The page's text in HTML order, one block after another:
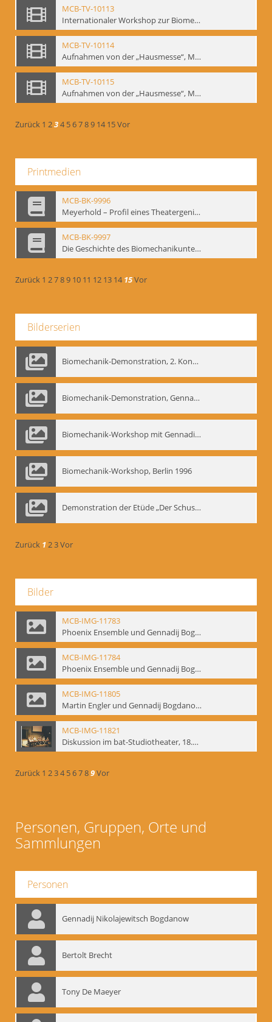
MCB-TV-10113
Internationaler Workshop zur Biomechanik, GITIS, Moskau, Januar 1993 (Bd.2) - Interne Signatur: BM-vid-20
MCB-TV-10114
Aufnahmen von der „Hausmesse“, Mime Centrum Berlin, 1994. Ausstellung und Veranstaltungsreihe anlässlich des 120. Geburtstages von W. E. Meyerhold im Mime Centrum Berlin, Februar 1994 (Bd. 1) - Interne Signatur: BM-vid-21
MCB-TV-10115
Aufnahmen von der „Hausmesse“, Mime Centrum Berlin, 1994. Ausstellung und Veranstaltungsreihe anlässlich des 120. Geburtstages von W. E. Meyerhold im Mime Centrum Berlin, Februar 1994 (Bd. 2) - Interne Signatur: BM-vid-22
Zurück 1 234 56789 14 15Vor
Printmedien
MCB-BK-9996
Meyerhold – Profil eines Theatergenies. Vortrag. Arbeitsdemonstration - interne Signatur: BM-prt-203
MCB-BK-9997
Die Geschichte des Biomechanikunterrichts im Theater der Satire - interne Signatur: BM-prt-204
Zurück 1 2789 10 11 12 13 14 15Vor
Bilderserien
Biomechanik-Demonstration, 2. Kongress der EMF, Mai 1995
Biomechanik-Demonstration, Gennadij Bogdanow im Berliner Ensemble, 04.10.1991
Biomechanik-Workshop mit Gennadij Nikolajewitsch Bogdanow im Mime Centrum Berlin, 1991
Biomechanik-Workshop, Berlin 1996
Demonstration der Etüde „Der Schuss mit dem Bogen“ durch Gennadij Nikolajewitsch Bogdanow, Berlin 1991
Zurück 123Vor
Bilder
MCB-IMG-11783
Phoenix Ensemble und Gennadij Bogdanow; BM-img-105-9
MCB-IMG-11784
Phoenix Ensemble und Gennadij Bogdanow; BM-img-105-10
MCB-IMG-11805
Martin Engler und Gennadij Bogdanow; BM-img-113
MCB-IMG-11821
Diskussion im bat-Studiotheater, 18.09.1995; BM-img-127-3
Zurück 1 234 56789Vor
Personen, Gruppen, Orte und
Sammlungen
Personen
Gennadij Nikolajewitsch Bogdanow
Bertolt Brecht
Tony De Maeyer